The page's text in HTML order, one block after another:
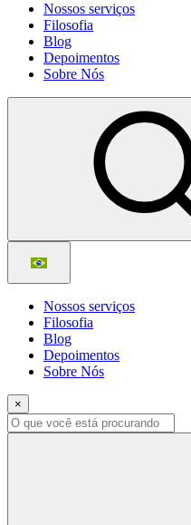
Nossos serviços
Filosofia
Blog
Depoimentos
Sobre Nós
Nossos serviços
Filosofia
Blog
Depoimentos
Sobre Nós
×